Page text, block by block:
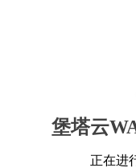
堡塔云
正在进